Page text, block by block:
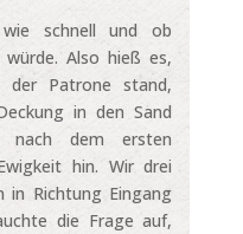
schnell und ob
Also hieß es,
der Patrone stand,
in den Sand
nach dem ersten
hin. Wir drei
in Richtung Eingang
die Frage auf,